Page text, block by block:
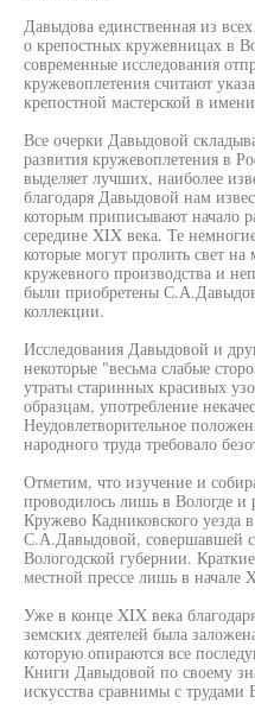
Давыдова единственная из
о крепостных кружевницах в
современные исследования
кружевоплетения считают
крепостной мастерской в
Все очерки Давыдовой
развития кружевоплетения в
выделяет лучших, наиболее
благодаря Давыдовой нам
которым приписывают начало
середине XIX века. Те
которые могут пролить свет
кружевного производства и
были приобретены
коллекции.
Исследования Давыдовой и
некоторые "весьма слабые
утраты старинных красивых
образцам, употребление
Неудовлетворительное
народного труда требовало
Отметим, что изучение и
проводилось лишь в Вологде и
Кружево Кадниковского уезда
С.А.Давыдовой, совершавшей
Вологодской губернии.
местной прессе лишь в начале
Уже в конце XIX века
земских деятелей была
которую опираются все
Книги Давыдовой по своему
искусства сравнимы с